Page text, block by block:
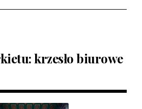
krzesło biurowe